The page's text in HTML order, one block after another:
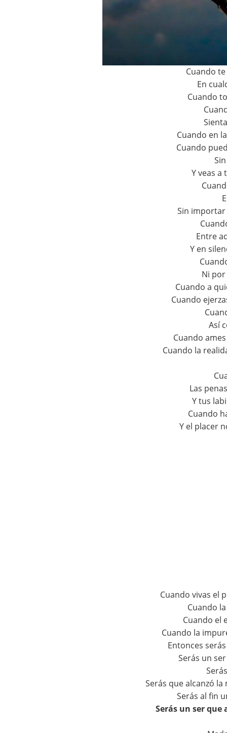
Cuando
En
Cuando
Cuando en
Cuando
Y veas
Sin importar
Entre
Y en
Ni
Cuando a
Cuando
Así
Cuando
Cuando la
Las
Y tus
Cuando
Y el placer
Cuando vivas el
Cuando
Cuando el
Cuando la
Entonces
Serás un
Serás que alcanzó
Serás al fin
Serás un ser